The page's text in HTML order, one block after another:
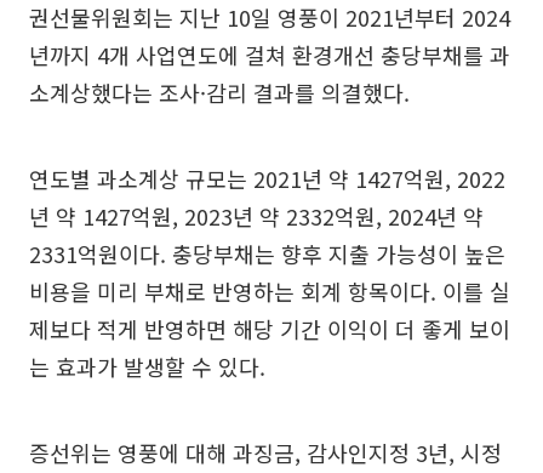
권선물위원회는 지난 10일 영풍이 2021년부터 2024
년까지 4개 사업연도에 걸쳐 환경개선 충당부채를 과
소계상했다는 조사·감리 결과를 의결했다.
연도별 과소계상 규모는 2021년 약 1427억원, 2022
년 약 1427억원, 2023년 약 2332억원, 2024년 약
2331억원이다. 충당부채는 향후 지출 가능성이 높은
비용을 미리 부채로 반영하는 회계 항목이다. 이를 실
제보다 적게 반영하면 해당 기간 이익이 더 좋게 보이
는 효과가 발생할 수 있다.
증선위는 영풍에 대해 과징금, 감사인지정 3년, 시정